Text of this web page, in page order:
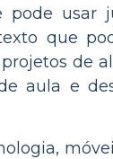
pode usar
que
de
aula e